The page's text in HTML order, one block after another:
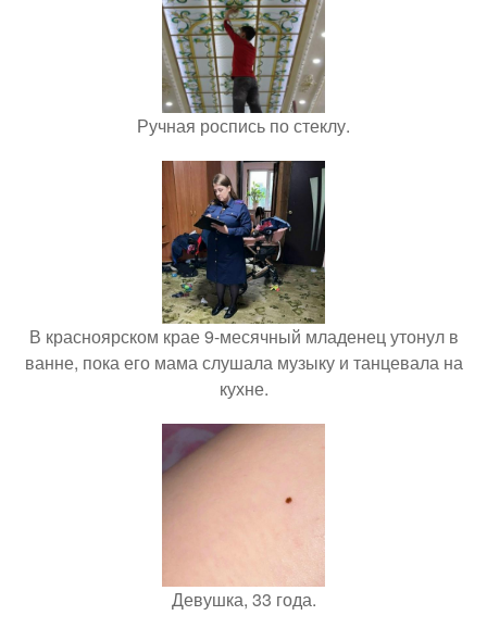
Ручная роспись по стеклу.
В красноярском крае 9-месячный младенец утонул в
ванне, пока его мама слушала музыку и танцевала на
кухне.
Девушка, 33 года.